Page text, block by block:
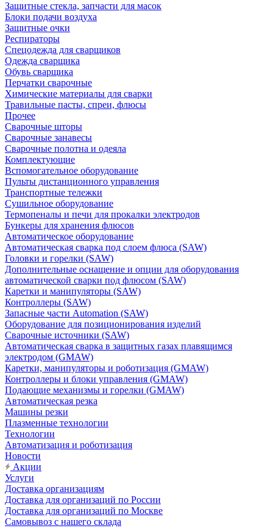
Защитные стекла, запчасти для масок
Блоки подачи воздуха
Защитные очки
Респираторы
Спецодежда для сварщиков
Одежда сварщика
Обувь сварщика
Перчатки сварочные
Химические материалы для сварки
Травильные пасты, спреи, флюсы
Прочее
Сварочные шторы
Сварочные занавесы
Сварочные полотна и одеяла
Комплектующие
Вспомогательное оборудование
Пульты дистанционного управления
Транспортные тележки
Сушильное оборудование
Термопеналы и печи для прокалки электродов
Бункеры для хранения флюсов
Автоматическое оборудование
Автоматическая сварка под слоем флюса (SAW)
Головки и горелки (SAW)
Дополнительные оснащение и опции для оборудования
автоматической сварки под флюсом (SAW)
Каретки и манипуляторы (SAW)
Контроллеры (SAW)
Запасные части Automation (SAW)
Оборудование для позиционирования изделий
Сварочные источники (SAW)
Автоматическая сварка в защитных газах плавящимся
электродом (GMAW)
Каретки, манипуляторы и роботизация (GMAW)
Контроллеры и блоки управления (GMAW)
Подающие механизмы и горелки (GMAW)
Автоматическая резка
Машины резки
Плазменные технологии
Технологии
Автоматизация и роботизация
Новости
Акции
Услуги
Доставка организациям
Доставка для организаций по России
Доставка для организаций по Москве
Самовывоз с нашего склада